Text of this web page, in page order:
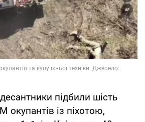
підбили шість
окупантів із піхотою,